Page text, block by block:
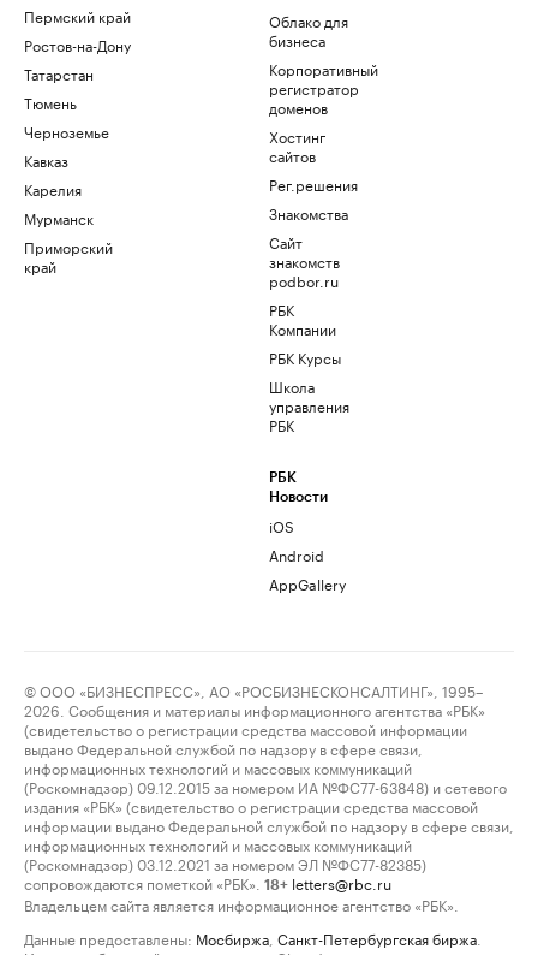
Пермский край
Ростов-на-Дону
Татарстан
Тюмень
Черноземье
Кавказ
Карелия
Мурманск
Приморский
край
Облако для
бизнеса
Корпоративный
регистратор
доменов
Хостинг
сайтов
Рег.решения
Знакомства
Сайт
знакомств
podbor.ru
РБК
Компании
РБК Курсы
Школа
управления
РБК
РБК
Новости
iOS
Android
AppGallery
© ООО «БИЗНЕСПРЕСС», АО «РОСБИЗНЕСКОНСАЛТИНГ», 1995–
2026. Сообщения и материалы информационного агентства «РБК»
(свидетельство о регистрации средства массовой информации
выдано Федеральной службой по надзору в сфере связи,
информационных технологий и массовых коммуникаций
(Роскомнадзор) 09.12.2015 за номером ИА №ФС77-63848) и сетевого
издания «РБК» (свидетельство о регистрации средства массовой
информации выдано Федеральной службой по надзору в сфере связи,
информационных технологий и массовых коммуникаций
(Роскомнадзор) 03.12.2021 за номером ЭЛ №ФС77-82385)
сопровождаются пометкой «РБК».
18+ letters@rbc.ru
Владельцем сайта является информационное агентство «РБК».
Данные предоставлены: Мосбиржа Санкт-Петербургская биржа